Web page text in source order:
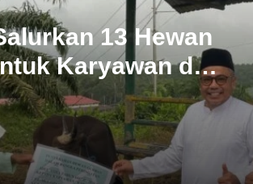
13 Hewan
Karyawan dan
Teweh Kurban